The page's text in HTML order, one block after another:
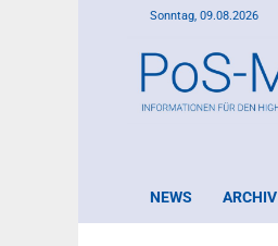
Sonntag, 09.08.2026
Mail
NEWS ARCHIV